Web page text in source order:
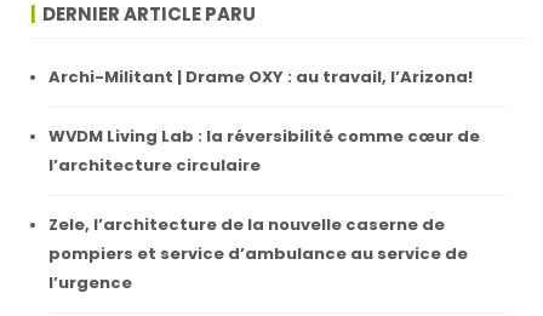
DERNIER ARTICLE PARU
Archi-Militant | Drame OXY : au travail, l’Arizona!
WVDM Living Lab : la réversibilité comme cœur de
l’architecture circulaire
Zele, l’architecture de la nouvelle caserne de
pompiers et service d’ambulance au service de
l’urgence